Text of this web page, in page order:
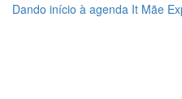
Dando início à agenda It Mãe